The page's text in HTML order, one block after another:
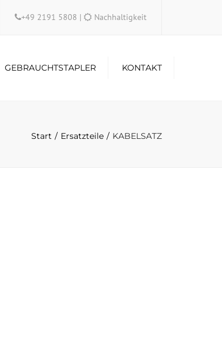
+49 2191 5808 | Nachhaltigkeit
GEBRAUCHTSTAPLER KONTAKT
Start Ersatzteile KABELSATZ